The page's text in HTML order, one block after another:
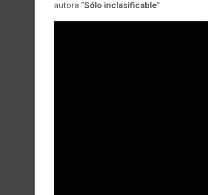
autora “Sólo inclasificable”